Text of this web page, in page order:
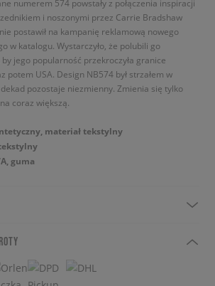
numerem 574 powstały z połączenia inspiracji
i noszonymi przez Carrie Bradshaw
postawił na kampanię reklamową nowego
w katalogu. Wystarczyło, że polubili go
jego popularność przekroczyła granice
potem USA. Design NB574 był strzałem w
pozostaje niezmienny. Zmienia się tylko
coraz większą.
materiał tekstylny
guma